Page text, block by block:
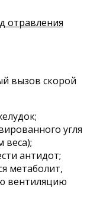
отравления
вызов скорой
угля
веса);
антидот;
метаболит,
вентиляцию